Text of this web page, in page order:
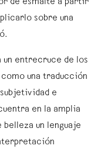
de esmalte a partir
sobre una
entrecruce de los
una traducción
e
en la amplia
un lenguaje